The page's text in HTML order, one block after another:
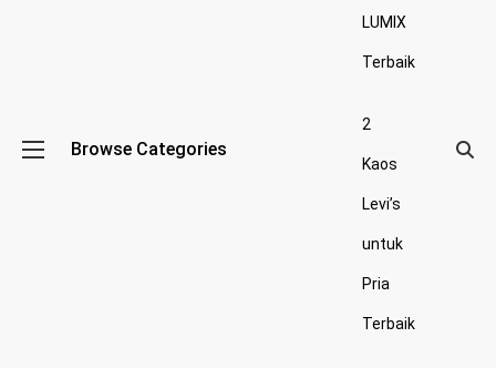
Browse Categories
LUMIX
Terbaik
2
Kaos
Levi’s
untuk
Pria
Terbaik